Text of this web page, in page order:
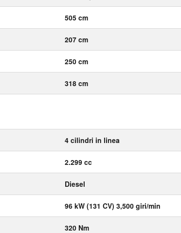
505 cm
207 cm
250 cm
318 cm
4 cilindri in linea
2.299 cc
Diesel
96 kW (131 CV) 3,500 giri/min
320 Nm